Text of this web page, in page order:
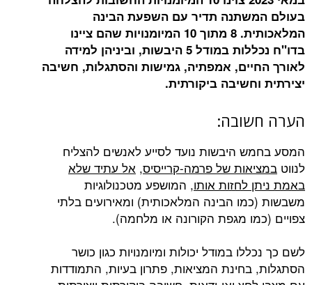
בעולם המשתנה תדיר עם השפעת הבינה
המלאכותית. 8 מתוך 10 המיומנויות שהם ציינו
בדו"ח נכללות במודל 5 היבשות, וביניהן למידה
לאורך החיים, אמפתיה, גמישות והסתגלות, חשיבה
יצירתית וחשיבה ביקורתית.
הערה חשובה:
המסע בחמש היבשות נועד לסייע לאנשים להצליח
לנווט במציאות של פרמה-קרייסיס, אל עתיד שלא
באמת ניתן לחזות אותו, המושפע מטכנולוגיות
משבשות (כמו הבינה המלאכותית) ומאירועים בלתי
צפויים (כמו מגפת הקורונה או מלחמה).
לשם כך נכללו במודל יכולות ומיומנויות כגון כושר
הסתגלות, בחינת המציאות, פתרון בעיות, התמודדות